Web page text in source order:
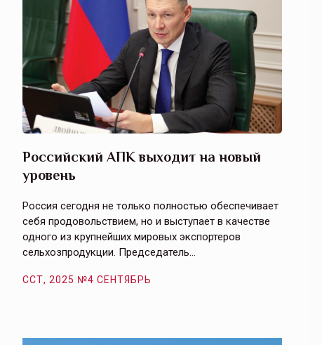
Российский АПК выходит на новый
уровень
Россия сегодня не только полностью обеспечивает
себя продовольствием, но и выступает в качестве
одного из крупнейших мировых экспортеров
сельхозпродукции. Председатель…
ССТ, 2025 №4 СЕНТЯБРЬ